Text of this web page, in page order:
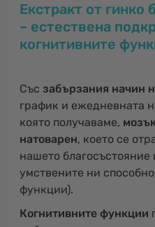
Екстракт от гинко
– естествена
когнитивните
Със забързания начин
график и ежедневната
която получаваме,
натоварен, което се
нашeто благосъстояние
умствените ни
функции).
Когнитивните функции